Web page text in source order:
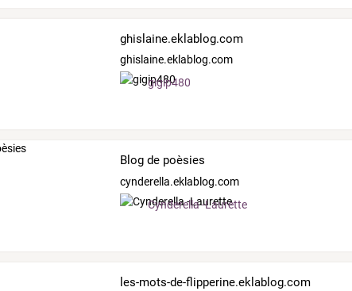
ghislaine.eklablog.com
ghislaine.eklablog.com
gigip480
Blog de poèsies
cynderella.eklablog.com
Cynderella -Laurette
les-mots-de-flipperine.eklablog.com